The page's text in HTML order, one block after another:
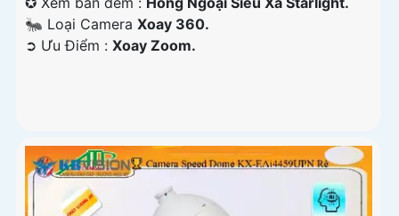
🐜 Loại Camera Xoay 360.
️➲ Ưu Điểm : Xoay Zoom.